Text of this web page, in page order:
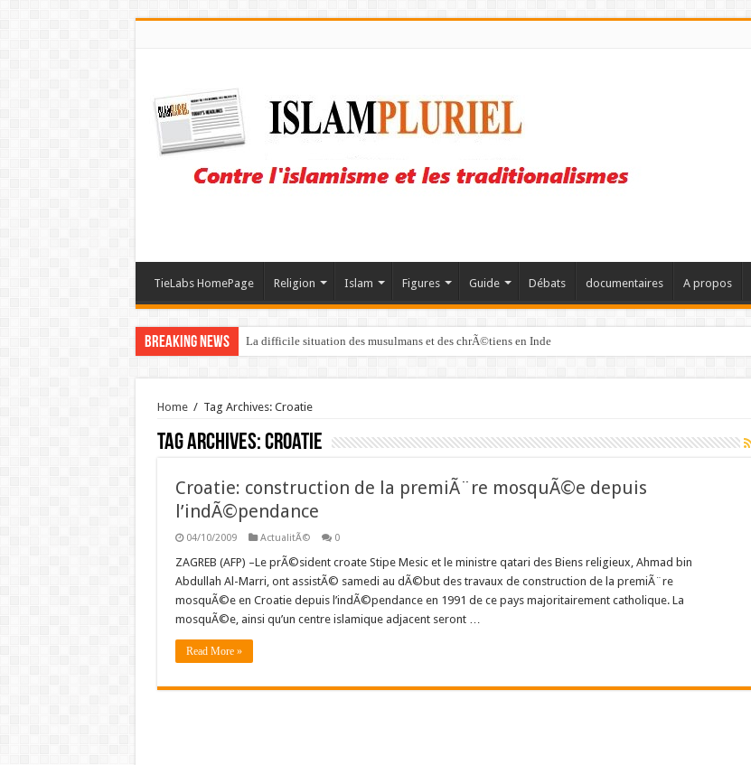
TieLabs HomePage Religion Islam Figures Guide Débats documentaires A propos
Breaking News La difficile situation des musulmans et des chrÃ©tiens en Inde
Home / Tag Archives: Croatie
Tag Archives:Croatie
Croatie: construction de la premiÃ¨re mosquÃ©e depuis
l’indÃ©pendance
04/10/2009 ActualitÃ© 0
ZAGREB (AFP) –Le prÃ©sident croate Stipe Mesic et le ministre qatari des Biens religieux, Ahmad bin
Abdullah Al-Marri, ont assistÃ© samedi au dÃ©but des travaux de construction de la premiÃ¨re
mosquÃ©e en Croatie depuis l’indÃ©pendance en 1991 de ce pays majoritairement catholique. La
mosquÃ©e, ainsi qu’un centre islamique adjacent seront …
Read More »